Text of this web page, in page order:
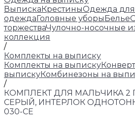
ВыпискаКрестиныОдежда
одеждаГоловные уборыБелье
торжестваЧулочно-носочные
коллекция
/
Комплекты на выписку
Комплекты на выписку
выпискуКомбинезоны на
/
КОМПЛЕКТ ДЛЯ МАЛЬЧИКА 2
СЕРЫЙ, ИНТЕРЛОК
030-СЕ